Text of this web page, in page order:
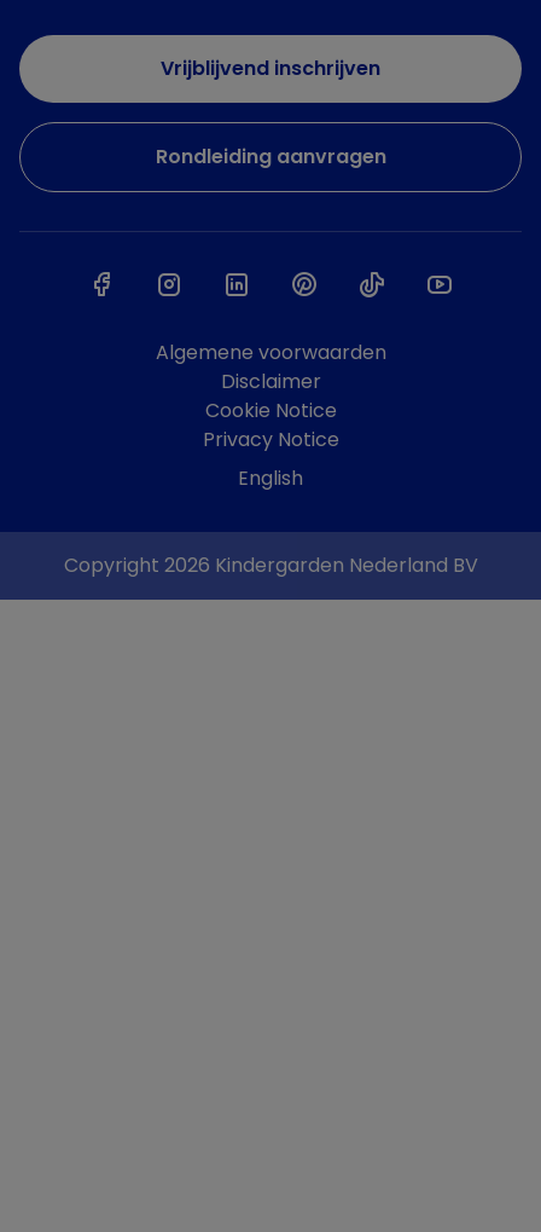
Vrijblijvend inschrijven
Rondleiding aanvragen
Algemene voorwaarden
Disclaimer
Cookie Notice
Privacy Notice
English
Copyright 2026 Kindergarden Nederland BV